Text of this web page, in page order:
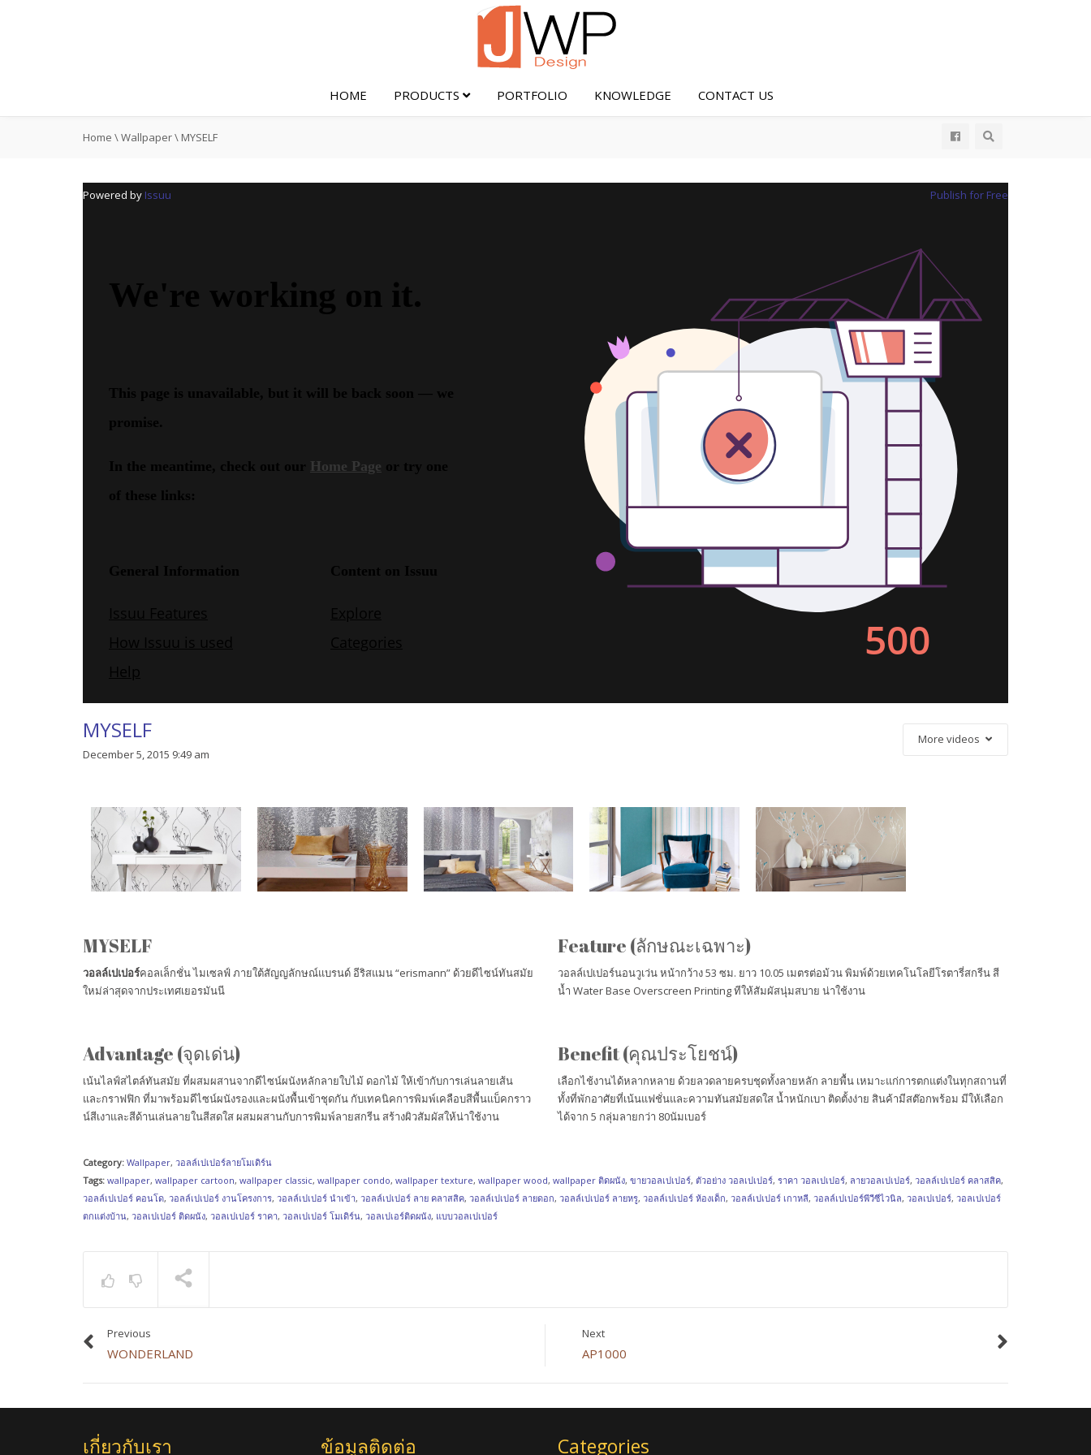
HOME PRODUCTS PORTFOLIO KNOWLEDGE CONTACT US
Home \Wallpaper\ MYSELF
Powered by Issuu Publish for Free
NOW PLAYING AP1000 Golden Palace II ART NOUVEAU Vol.2 Boys & Girls V.5
MYSELF
December 5, 2015 9:49 am
More videos
MYSELF
วอลล์เปเปอร์คอลเล็กชั่น ไมเซลฟ์ ภายใต้สัญญลักษณ์แบรนด์ อีริสแมน “erismann” ด้วยดีไซน์ทันสมัย
ใหม่ล่าสุดจากประเทศเยอรมันนี
Feature (ลักษณะเฉพาะ)
วอลล์เปเปอร์นอนวูเว่น หน้ากว้าง 53 ซม. ยาว 10.05 เมตรต่อม้วน พิมพ์ด้วยเทคโนโลยีโรตารี่สกรีน สี
น้ำ Water Base Overscreen Printing ทีให้สัมผัสนุ่มสบาย น่าใช้งาน
Advantage (จุดเด่น)
เน้นไลฟ์สไตล์ทันสมัย ที่ผสมผสานจากดีไซน์ผนังหลักลายใบไม้ ดอกไม้ ให้เข้ากับการเล่นลายเส้น
และกราฟฟิก ที่มาพร้อมดีไซน์ผนังรองและผนังพื้นเข้าชุดกัน กับเทคนิคการพิมพ์เคลือบสีพื้นแบ็คกราว
น์สีเงาและสีด้านเล่นลายในสีสดใส ผสมผสานกับการพิมพ์ลายสกรีน สร้างผิวสัมผัสให้น่าใช้งาน
Benefit (คุณประโยชน์)
เลือกไช้งานได้หลากหลาย ด้วยลวดลายครบชุดทั้งลายหลัก ลายพื้น เหมาะแก่การตกแต่งในทุกสถานที่
ทั้งที่พักอาศัยที่เน้นแฟชั่นและความทันสมัยสดใส น้ำหนักเบา ติดตั้งง่าย สินค้ามีสต๊อกพร้อม มีให้เลือก
ได้จาก 5 กลุ่มลายกว่า 80นัมเบอร์
Category: Wallpaper, วอลล์เปเปอร์ลายโมเดิร์น
Tags: wallpaper, wallpaper cartoon, wallpaper classic, wallpaper condo, wallpaper texture, wallpaper wood, wallpaper ติดผนัง, ขายวอลเปเปอร์, ตัวอย่าง วอลเปเปอร์, ราคา วอลเปเปอร์, ลายวอลเปเปอร์, วอลล์เปเปอร์ คลาสสิค,
วอลล์เปเปอร์ คอนโด, วอลล์เปเปอร์ งานโครงการ, วอลล์เปเปอร์ นำเข้า, วอลล์เปเปอร์ ลาย คลาสสิค, วอลล์เปเปอร์ ลายดอก, วอลล์เปเปอร์ ลายหรู, วอลล์เปเปอร์ ห้องเด็ก, วอลล์เปเปอร์ เกาหลี, วอลล์เปเปอร์พีวีซีไวนิล, วอลเปเปอร์, วอลเปเปอร์
ตกแต่งบ้าน, วอลเปเปอร์ ติดผนัง, วอลเปเปอร์ ราคา, วอลเปเปอร์ โมเดิร์น, วอลเปเอร์ติดผนัง, แบบวอลเปเปอร์
Previous
WONDERLAND
Next
AP1000
เกี่ยวกับเรา ข้อมูลติดต่อ Categories